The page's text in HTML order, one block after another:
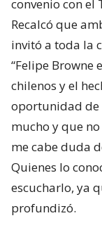
convenio con el
Recalcó que
invitó a toda la
“Felipe Browne
chilenos y el
oportunidad de
mucho y que
me cabe duda
Quienes lo
escucharlo, ya
profundizó.